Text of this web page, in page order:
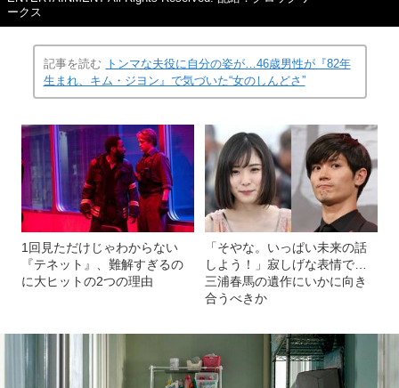
ークス
記事を読む
トンマな夫役に自分の姿が…46歳男性が『82年
生まれ、キム・ジヨン』で気づいた“女のしんどさ”
1回見ただけじゃわからない
『テネット』、難解すぎるの
に大ヒットの2つの理由
「そやな。いっぱい未来の話
しよう！」寂しげな表情で…
三浦春馬の遺作にいかに向き
合うべきか